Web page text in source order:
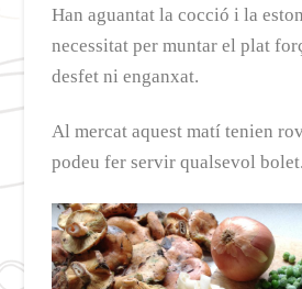
Han aguantat la cocció i la
necessitat per muntar el plat
desfet ni enganxat.
Al mercat aquest matí tenien
podeu fer servir qualsevol bolet.